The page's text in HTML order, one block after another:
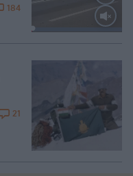
184
21